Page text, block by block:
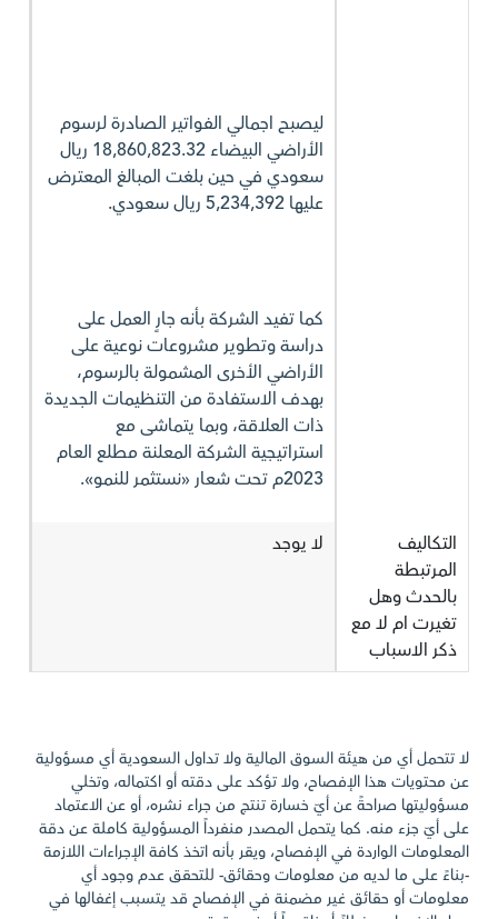
ليصبح اجمالي الفواتير الصادرة لرسوم
الأراضي البيضاء 18,860,823.32 ريال
سعودي في حين بلغت المبالغ المعترض
عليها 5,234,392 ريال سعودي.
كما تفيد الشركة بأنه جارٍ العمل على
دراسة وتطوير مشروعات نوعية على
الأراضي الأخرى المشمولة بالرسوم،
بهدف الاستفادة من التنظيمات الجديدة
ذات العلاقة، وبما يتماشى مع
استراتيجية الشركة المعلنة مطلع العام
2023م تحت شعار «نستثمر للنمو».
التكاليف
المرتبطة
بالحدث وهل
تغيرت ام لا مع
ذكر الاسباب
لا يوجد
لا تتحمل أي من هيئة السوق المالية ولا تداول السعودية أي مسؤولية
عن محتويات هذا الإفصاح، ولا تؤكد على دقته أو اكتماله، وتخلي
مسؤوليتها صراحةً عن أيّ خسارة تنتج من جراء نشره، أو عن الاعتماد
على أيّ جزء منه. كما يتحمل المصدر منفرداً المسؤولية كاملة عن دقة
المعلومات الواردة في الإفصاح، ويقر بأنه اتخذ كافة الإجراءات اللازمة
-بناءً على ما لديه من معلومات وحقائق- للتحقق عدم وجود أي
معلومات أو حقائق غير مضمنة في الإفصاح قد يتسبب إغفالها في